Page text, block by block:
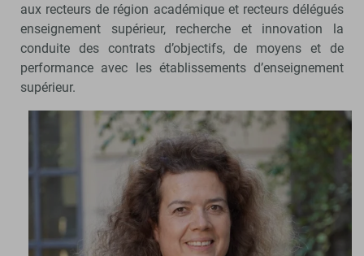
aux recteurs de région académique et recteurs délégués
enseignement supérieur, recherche et innovation la
conduite des contrats d’objectifs, de moyens et de
performance avec les établissements d’enseignement
supérieur.